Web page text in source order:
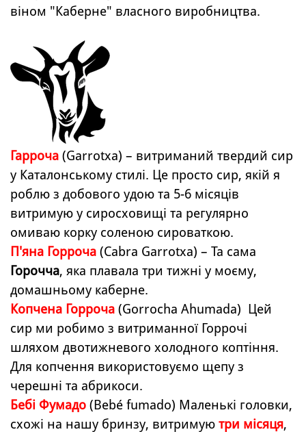
віном "Каберне" власного виробництва.
Гарроча (Garrotxa) – витриманий твердий сир
у Каталонському стилі. Це просто сир, якій я
роблю з добового удою та 5-6 місяців
витримую у сиросховищі та регулярно
омиваю корку соленою сироваткою.
П'яна Горроча (Cabra Garrotxa) – Та сама
Горочча, яка плавала три тижні у моєму,
домашньому каберне.
Копчена Горроча (Gorrocha Ahumada) Цей
сир ми робимо з витриманної Горрочі
шляхом двотижневого холодного коптіння.
Для копчення використовуємо щепу з
черешні та абрикоси.
Бебі Фумадо (Bebé fumado) Маленькі головки,
схожі на нашу бринзу, витримую три місяця,